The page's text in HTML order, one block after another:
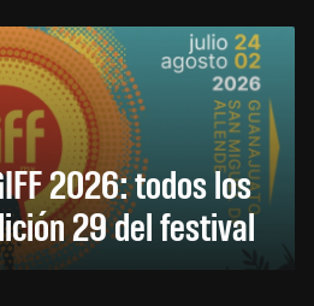
2026: todos los
29 del festival